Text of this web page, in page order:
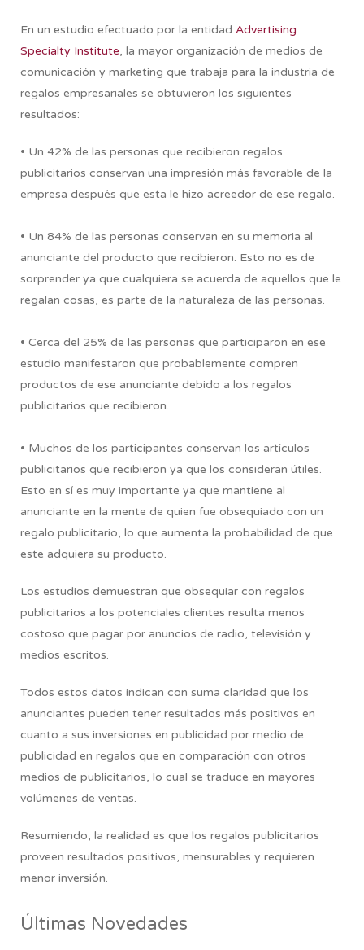
En un estudio efectuado por la entidad Advertising
Specialty Institute, la mayor organización de medios de
comunicación y marketing que trabaja para la industria de
regalos empresariales se obtuvieron los siguientes
resultados:
• Un 42% de las personas que recibieron regalos
publicitarios conservan una impresión más favorable de la
empresa después que esta le hizo acreedor de ese regalo.
• Un 84% de las personas conservan en su memoria al
anunciante del producto que recibieron. Esto no es de
sorprender ya que cualquiera se acuerda de aquellos que le
regalan cosas, es parte de la naturaleza de las personas.
• Cerca del 25% de las personas que participaron en ese
estudio manifestaron que probablemente compren
productos de ese anunciante debido a los regalos
publicitarios que recibieron.
• Muchos de los participantes conservan los artículos
publicitarios que recibieron ya que los consideran útiles.
Esto en sí es muy importante ya que mantiene al
anunciante en la mente de quien fue obsequiado con un
regalo publicitario, lo que aumenta la probabilidad de que
este adquiera su producto.
Los estudios demuestran que obsequiar con regalos
publicitarios a los potenciales clientes resulta menos
costoso que pagar por anuncios de radio, televisión y
medios escritos.
Todos estos datos indican con suma claridad que los
anunciantes pueden tener resultados más positivos en
cuanto a sus inversiones en publicidad por medio de
publicidad en regalos que en comparación con otros
medios de publicitarios, lo cual se traduce en mayores
volúmenes de ventas.
Resumiendo, la realidad es que los regalos publicitarios
proveen resultados positivos, mensurables y requieren
menor inversión.
Últimas Novedades